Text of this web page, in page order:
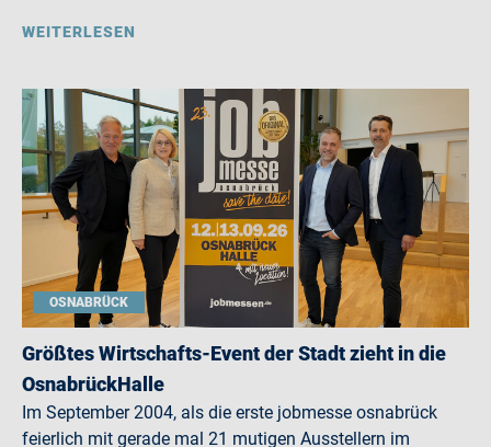
WEITERLESEN
OSNABRÜCK
Größtes Wirtschafts-Event der Stadt zieht in die
OsnabrückHalle
Im September 2004, als die erste jobmesse osnabrück
feierlich mit gerade mal 21 mutigen Ausstellern im